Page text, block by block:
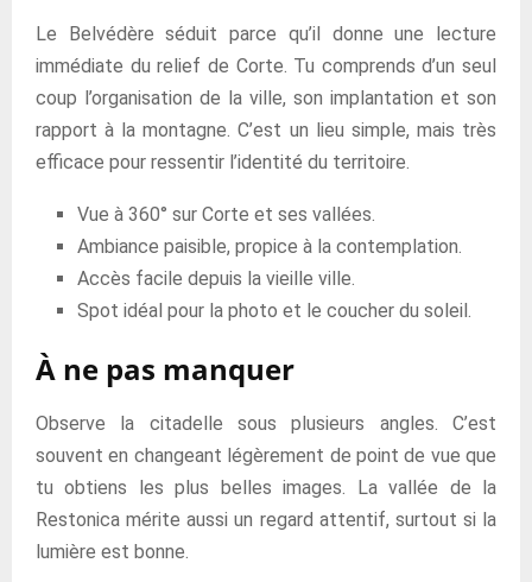
Le Belvédère séduit parce qu’il donne une lecture
immédiate du relief de Corte. Tu comprends d’un seul
coup l’organisation de la ville, son implantation et son
rapport à la montagne. C’est un lieu simple, mais très
efficace pour ressentir l’identité du territoire.
Vue à 360° sur Corte et ses vallées.
Ambiance paisible, propice à la contemplation.
Accès facile depuis la vieille ville.
Spot idéal pour la photo et le coucher du soleil.
À ne pas manquer
Observe la citadelle sous plusieurs angles. C’est
souvent en changeant légèrement de point de vue que
tu obtiens les plus belles images. La vallée de la
Restonica mérite aussi un regard attentif, surtout si la
lumière est bonne.